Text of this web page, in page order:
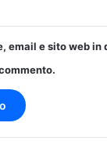
email e sito web in